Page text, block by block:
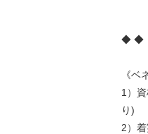
◆ ◆
《ベ
1）
り)
2）